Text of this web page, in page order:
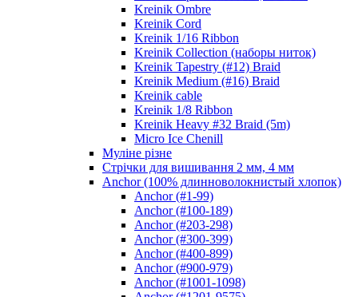
Kreinik Ombre
Kreinik Cord
Kreinik 1/16 Ribbon
Kreinik Collection (наборы ниток)
Kreinik Tapestry (#12) Braid
Kreinik Medium (#16) Braid
Kreinik cable
Kreinik 1/8 Ribbon
Kreinik Heavy #32 Braid (5m)
Micro Ice Chenill
Муліне різне
Стрічки для вишивання 2 мм, 4 мм
Anchor (100% длинноволокнистый хлопок)
Anchor (#1-99)
Anchor (#100-189)
Anchor (#203-298)
Anchor (#300-399)
Anchor (#400-899)
Anchor (#900-979)
Anchor (#1001-1098)